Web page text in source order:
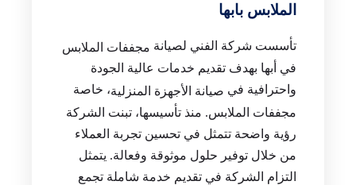
الملابس بابها
تأسست شركة الفني لصيانة مجففات الملابس
في أبها بهدف تقديم خدمات عالية الجودة
واحترافية في صيانة الأجهزة المنزلية، خاصة
مجففات الملابس. منذ تأسيسها، تبنت الشركة
رؤية واضحة تتمثل في تحسين تجربة العملاء
من خلال توفير حلول موثوقة وفعالة. يتمثل
التزام الشركة في تقديم خدمة شاملة تجمع